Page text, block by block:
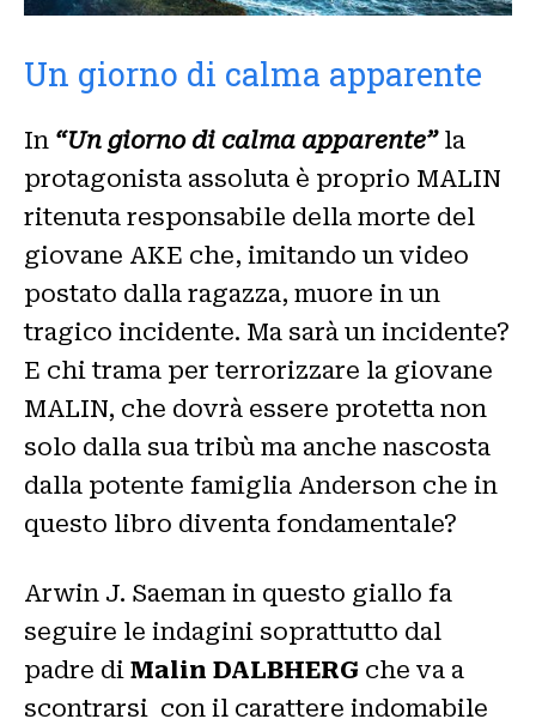
Un giorno di calma apparente
In “Un giorno di calma apparente”la
protagonista assoluta è proprio MALIN
ritenuta responsabile della morte del
giovane AKE che, imitando un video
postato dalla ragazza, muore in un
tragico incidente. Ma sarà un incidente?
E chi trama per terrorizzare la giovane
MALIN, che dovrà essere protetta non
solo dalla sua tribù ma anche nascosta
dalla potente famiglia Anderson che in
questo libro diventa fondamentale?
Arwin J. Saeman in questo giallo fa
seguire le indagini soprattutto dal
padre di Malin DALBHERG che va a
scontrarsi con il carattere indomabile